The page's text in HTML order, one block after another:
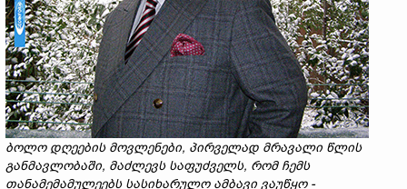
ბოლო დღეების მოვლენები, პირველად მრავალი წლის
განმავლობაში, მაძლევს საფუძველს, რომ ჩემს
თანამემამულეებს სასიხარულო ამბავი ვაუწყო -